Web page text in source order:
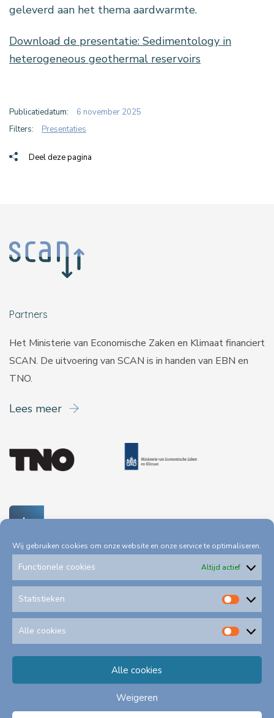
Wij gebruiken cookies om onze website en onze service te optimaliseren.
Functionele cookies Altijd actief
Statistieken
Alle cookies
Alle
Alle cookies
Weigeren
geleverd aan het thema aardwarmte.
Download de presentatie: Sedimentology in
heterogeneous geothermal reservoirs
Publicatiedatum:
6 november 2025
Filters:
Presentaties
Deel deze pagina
Partners
Het Ministerie van Economische Zaken en Klimaat financiert
SCAN. De uitvoering van SCAN is in handen van EBN en
TNO.
Lees meer
© 2026Alle rechten voorbehouden EBN B.V.
Privacystatement
Schadeformulieren